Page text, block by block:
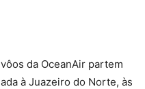
da OceanAir partem
à Juazeiro do Norte, às